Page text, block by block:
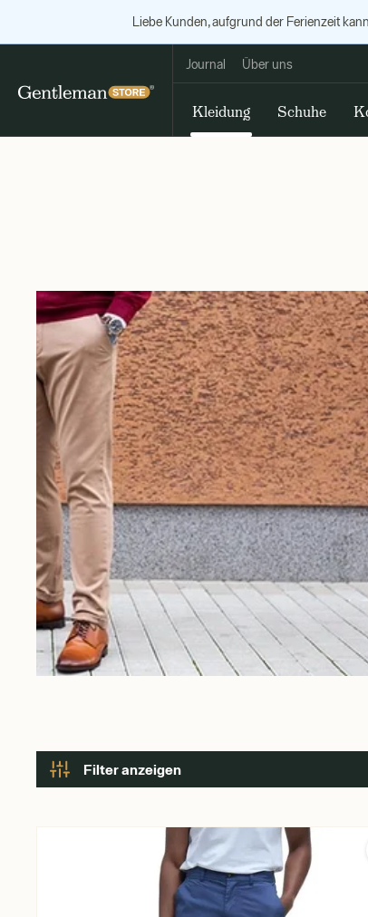
Liebe Kunden, aufgrund der Ferienzeit
Journal Über uns
Kleidung Schuhe
Filter anzeigen